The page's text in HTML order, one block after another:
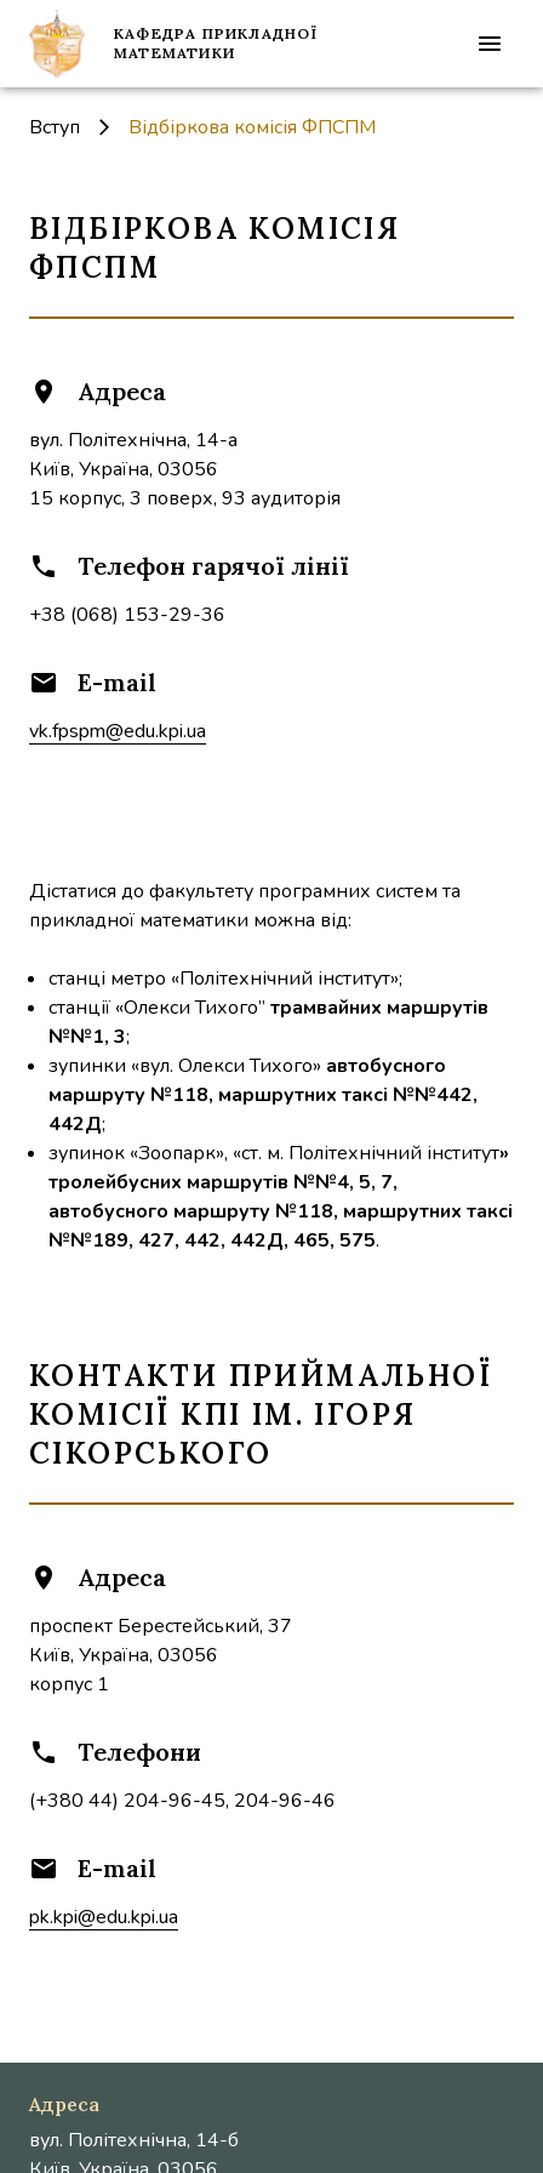
КАФЕДРА ПРИКЛАДНОЇ
МАТЕМАТИКИ
Вступ Відбіркова комісія ФПСПМ
ВІДБІРКОВА КОМІСІЯ
ФПСПМ
location_on Адреса
вул. Політехнічна, 14-а
Київ, Україна, 03056
15 корпус, 3 поверх, 93 аудиторія
phone Телефон гарячої лінії
+38 (068) 153-29-36
email E-mail
vk.fpspm@edu.kpi.ua
Дістатися до факультету програмних систем та
прикладної математики можна від:
станці метро «Політехнічний інститут»;
станції «Олекси Тихого” трамвайних маршрутів
№№1, 3;
зупинки «вул. Олекси Тихого» автобусного
маршруту №118, маршрутних таксі №№442,
442Д;
зупинок «Зоопарк», «ст. м. Політехнічний інститут»
автобусного маршруту №118, маршрутних таксі
№№189, 427, 442, 442Д, 465, 575.
КОНТАКТИ ПРИЙМАЛЬНОЇ
КОМІСІЇ КПІ ІМ. ІГОРЯ
СІКОРСЬКОГО
location_on Адреса
проспект Берестейський, 37
Київ, Україна, 03056
корпус 1
phone Телефони
(+380 44) 204-96-45, 204-96-46
email E-mail
pk.kpi@edu.kpi.ua
Адреса
вул. Політехнічна, 14-б